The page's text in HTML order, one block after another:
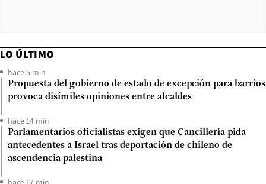
LO ÚLTIMO
hace 5 min
Propuesta del gobierno de estado de excepción para barrios
provoca disímiles opiniones entre alcaldes
hace 14 min
Parlamentarios oficialistas exigen que Cancillería pida
antecedentes a Israel tras deportación de chileno de
ascendencia palestina